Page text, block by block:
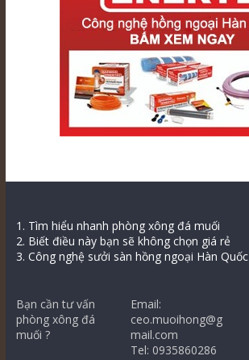
1. Tìm hiểu nhanh phòng xông đá muối
2. Biết điều này bạn sẽ không chọn giá rẻ
3. Công nghệ sưởi sàn hồng ngoại Hàn Quốc
Bạn cần tư vấn
phòng xông đá
muối ?
Email:
ceo.muoihong@g
mail.com
Tel: 0935860286